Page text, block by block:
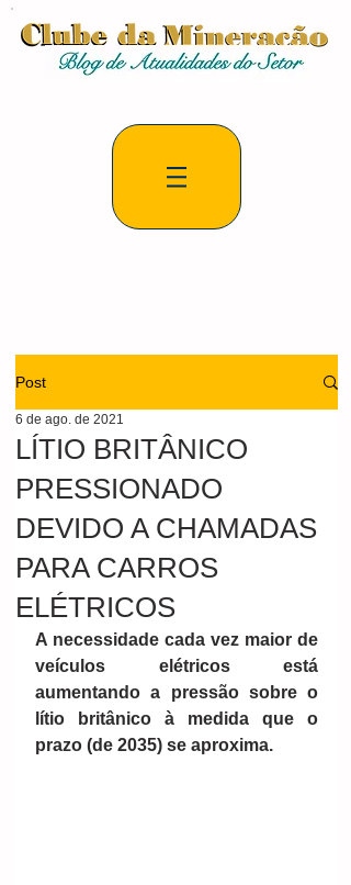
Post
LÍTIO BRITÂNICO
PRESSIONADO
DEVIDO A CHAMADAS
PARA CARROS
ELÉTRICOS
6 de ago. de 2021
A necessidade cada vez maior de
veículos elétricos está
aumentando a pressão sobre o
lítio britânico à medida que o
prazo (de 2035) se aproxima.